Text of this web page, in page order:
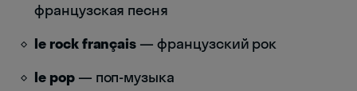
французская песня
le rock français — французский рок
le pop— поп-музыка